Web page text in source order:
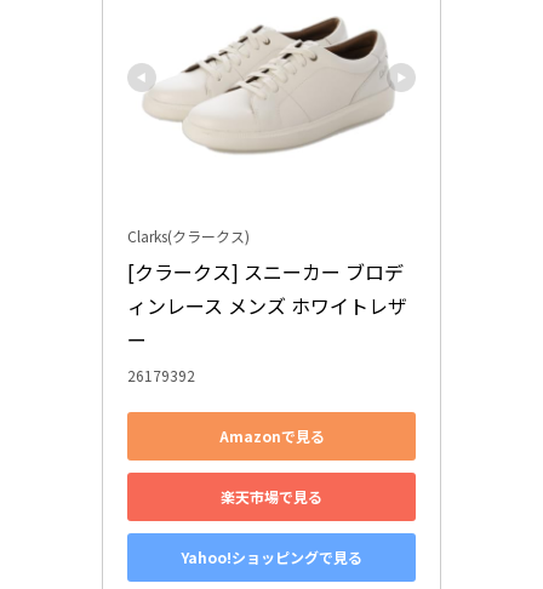
Clarks(クラークス)
[クラークス] スニーカー ブロデ
ィンレース メンズ ホワイトレザ
ー
26179392
Amazonで見る
楽天市場で見る
Yahoo!ショッピングで見る